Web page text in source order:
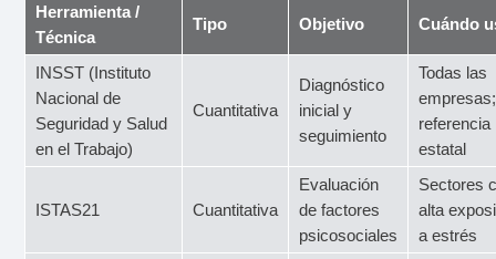
Herramienta /
Técnica
Tipo Objetivo Cuándo
INSST (Instituto
Nacional de
Seguridad y Salud
en el Trabajo)
Cuantitativa
Diagnóstico
inicial y
seguimiento
Todas las
empresas;
referencia
estatal
ISTAS21 Cuantitativa
Evaluación
de factores
psicosociales
Sectores
alta
a estrés